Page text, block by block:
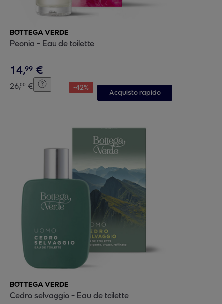
BOTTEGA VERDE
Peonia - Eau de toilette
14,99 €
26,00 € -42%
Acquisto rapido
BOTTEGA VERDE
Cedro selvaggio - Eau de toilette